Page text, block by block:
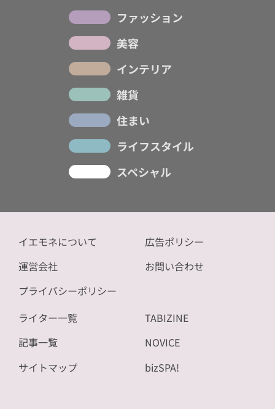
ファッション
美容
インテリア
雑貨
住まい
ライフスタイル
スペシャル
イエモネについて
運営会社
プライバシーポリシー
広告ポリシー
お問い合わせ
ライター一覧
記事一覧
サイトマップ
TABIZINE
NOVICE
bizSPA!